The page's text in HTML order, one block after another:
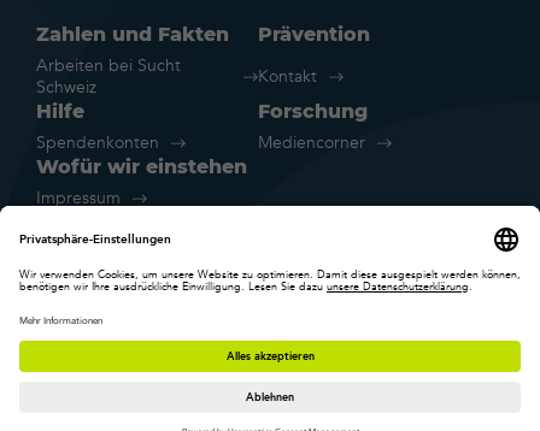
Zahlen und Fakten
Arbeiten bei Sucht
Schweiz
Prävention
Kontakt
Hilfe
Spendenkonten
Forschung
Mediencorner
Wofür wir einstehen
Impressum
DatenschutzCookie-Einstellungen